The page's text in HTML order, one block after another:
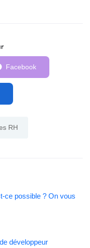
Facebook
RH
ce possible ? On vous
développeur